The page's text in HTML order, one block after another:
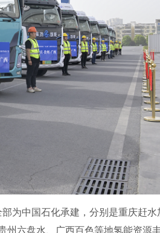
为中国石化承建，分别是重庆赶水
州六盘水、广西百色等地氢能资源